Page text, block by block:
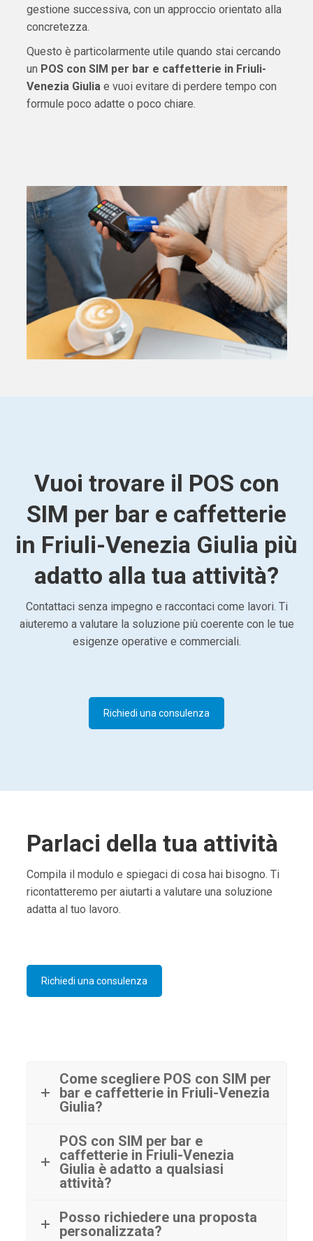
gestione successiva, con un approccio orientato alla
concretezza.
Questo è particolarmente utile quando stai cercando
un POS con SIM per bar e caffetterie in Friuli-
Venezia Giuliae vuoi evitare di perdere tempo con
formule poco adatte o poco chiare.
Vuoi trovare il POS con
SIM per bar e caffetterie
in Friuli-Venezia Giulia più
adatto alla tua attività?
Contattaci senza impegno e raccontaci come lavori. Ti
aiuteremo a valutare la soluzione più coerente con le tue
esigenze operative e commerciali.
Richiedi una consulenza
Parlaci della tua attività
Compila il modulo e spiegaci di cosa hai bisogno. Ti
ricontatteremo per aiutarti a valutare una soluzione
adatta al tuo lavoro.
Richiedi una consulenza
Come scegliere POS con SIM per
bar e caffetterie in Friuli-Venezia
Giulia?
POS con SIM per bar e
caffetterie in Friuli-Venezia
Giulia è adatto a qualsiasi
attività?
Posso richiedere una proposta
personalizzata?